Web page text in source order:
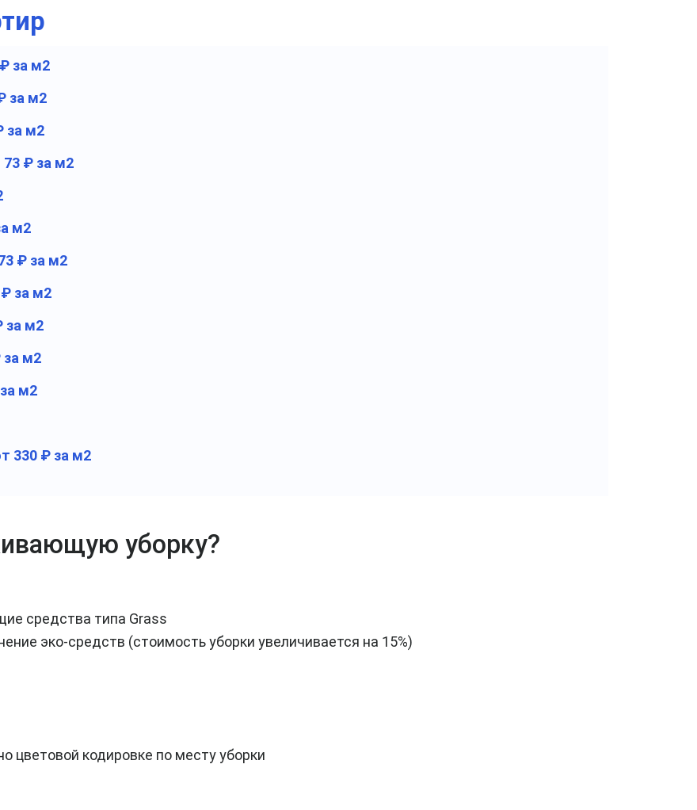
за м2
за м2
за м2
73 ₽ за м2
м2
₽ за м2
за м2
за м2
за м2
м2
330 ₽ за м2
уборку?
средства типа Grass
эко-средств (стоимость уборки увеличивается на 15%)
цветовой кодировке по месту уборки